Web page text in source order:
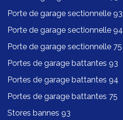
Porte de garage sectionnelle 93
Porte de garage sectionnelle 94
Porte de garage sectionnelle 75
Portes de garage battantes 93
Portes de garage battantes 94
Portes de garage battantes 75
Stores bannes 93